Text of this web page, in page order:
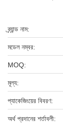
ব্র্যান্ড নাম:
মডেল নম্বর:
MOQ:
মূল্য:
প্যাকেজিংয়ের বিবরণ:
অর্থ প্রদানের শর্তাবলী: